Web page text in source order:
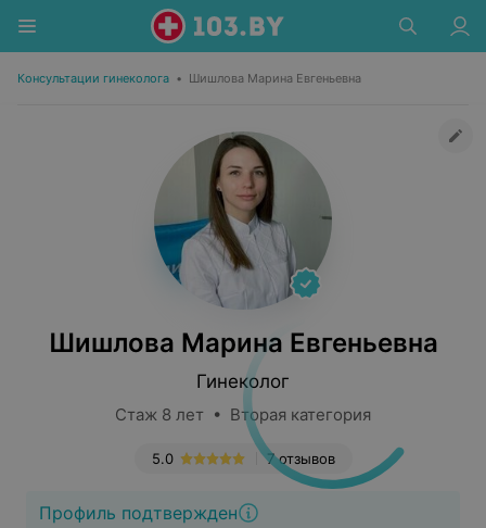
Консультации гинеколога • Шишлова Марина Евгеньевна
Шишлова Марина Евгеньевна
Гинеколог
Стаж 8 лет • Вторая категория
7 отзывов
5.0
Профиль подтвержден